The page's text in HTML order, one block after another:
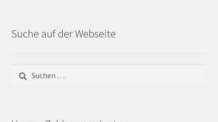
Suche auf der Webseite
Suchen
nach: